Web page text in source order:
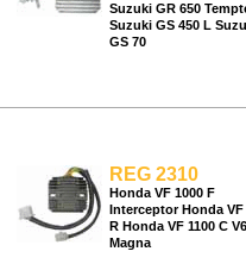
Suzuki GR 650
Suzuki GS 450 L
GS 70
REG 2310
Honda VF 1000 F
Interceptor Honda VF
R Honda VF 1100 C
Magna